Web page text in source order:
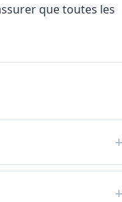
que toutes les